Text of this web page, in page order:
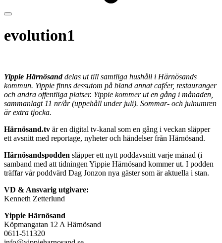
evolution1
Yippie Härnösanddelas ut till samtliga hushåll i Härnösands
kommun. Yippie finns dessutom på bland annat caféer, restauranger
och andra offentliga platser. Yippie kommer ut en gång i månaden,
sammanlagt 11 nr/år (uppehåll under juli). Sommar- och julnumren
är extra tjocka.
Härnösand.tv är en digital tv-kanal som en gång i veckan släpper
ett avsnitt med reportage, nyheter och händelser från Härnösand.
Härnösandspodden släpper ett nytt poddavsnitt varje månad (i
samband med att tidningen Yippie Härnösand kommer ut. I podden
träffar vår poddvärd Dag Jonzon nya gäster som är aktuella i stan.
VD & Ansvarig utgivare:
Kenneth Zetterlund
Yippie Härnösand
Köpmangatan 12 A Härnösand
0611-511320